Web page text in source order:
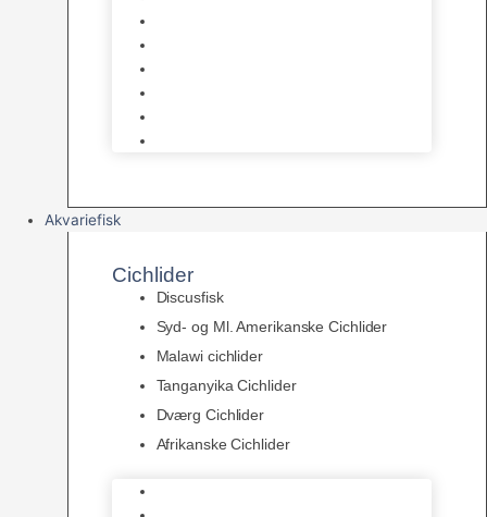
Akvariefisk
Cichlider
Discusfisk
Syd- og Ml. Amerikanske Cichlider
Malawi cichlider
Tanganyika Cichlider
Dværg Cichlider
Afrikanske Cichlider